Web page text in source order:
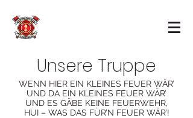
Unsere Truppe
WENN HIER EIN KLEINES FEUER WÄR’
UND DA EIN KLEINES FEUER WÄR’
UND ES GÄBE KEINE FEUERWEHR,
HUI – WAS DAS FÜR’N FEUER WÄR’!